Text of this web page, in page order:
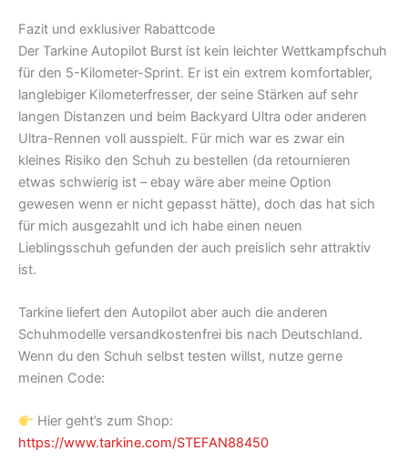
Fazit und exklusiver Rabattcode
Der Tarkine Autopilot Burst ist kein leichter Wettkampfschuh
für den 5-Kilometer-Sprint. Er ist ein extrem komfortabler,
langlebiger Kilometerfresser, der seine Stärken auf sehr
langen Distanzen und beim Backyard Ultra oder anderen
Ultra-Rennen voll ausspielt. Für mich war es zwar ein
kleines Risiko den Schuh zu bestellen (da retournieren
etwas schwierig ist – ebay wäre aber meine Option
gewesen wenn er nicht gepasst hätte), doch das hat sich
für mich ausgezahlt und ich habe einen neuen
Lieblingsschuh gefunden der auch preislich sehr attraktiv
ist.
Tarkine liefert den Autopilot aber auch die anderen
Schuhmodelle versandkostenfrei bis nach Deutschland.
Wenn du den Schuh selbst testen willst, nutze gerne
meinen Code:
Hier geht’s zum Shop:
https://www.tarkine.com/STEFAN88450